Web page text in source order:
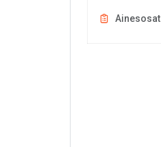
Ainesosat